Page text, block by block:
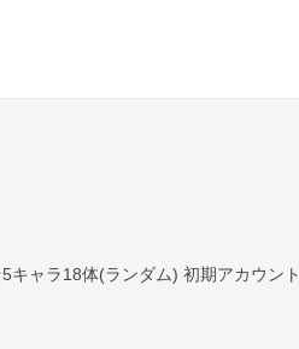
ャラ18体(ランダム) 初期アカウント